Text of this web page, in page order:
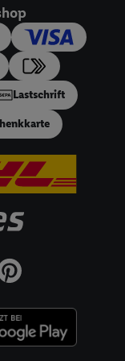
Lastschrift
und danach ein
Lidl
Ihre dort
Partner
Online-Kennung
können,
erkennen und
Partner auch Ihre
und
anhand
verfügbar ist.